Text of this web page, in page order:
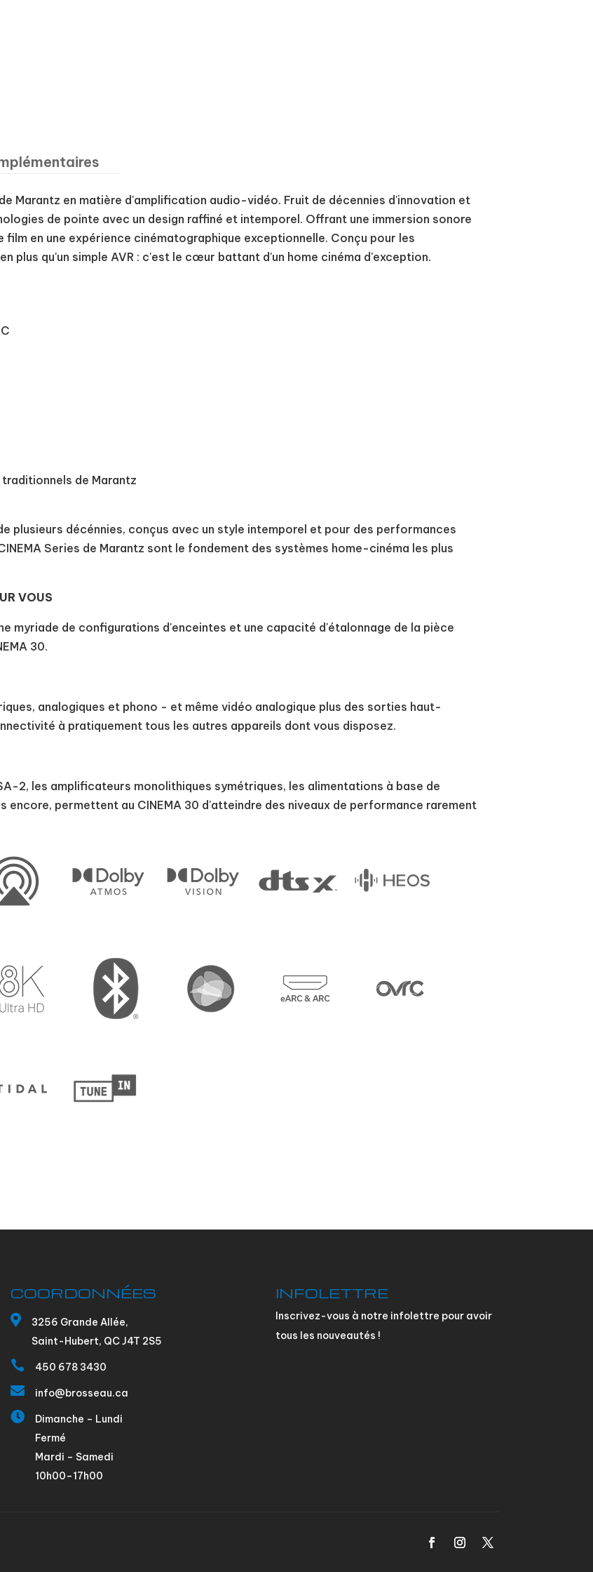
Marantz en matière d'amplification audio-vidéo. Fruit de décennies d'innovation et
de pointe avec un design raffiné et intemporel. Offrant une immersion sonore
en une expérience cinématographique exceptionnelle. Conçu pour les
plus qu'un simple AVR : c'est le cœur battant d'un home cinéma d'exception.
de Marantz
plusieurs décénnies, conçus avec un style intemporel et pour des performances
Series de Marantz sont le fondement des systèmes home-cinéma les plus
VOUS
myriade de configurations d'enceintes et une capacité d'étalonnage de la pièce
30.
analogiques et phono - et même vidéo analogique plus des sorties haut-
à pratiquement tous les autres appareils dont vous disposez.
2, les amplificateurs monolithiques symétriques, les alimentations à base de
permettent au CINEMA 30 d'atteindre des niveaux de performance rarement
COORDONNÉES

3256 Grande Allée,
Saint-Hubert, QC J4T 2S5
 450 678 3430
 info@brosseau.ca

Dimanche – Lundi
Fermé
Mardi – Samedi
10h00–17h00
INFOLETTRE
Inscrivez-vous à notre infolettre pour avoir
tous les nouveautés !